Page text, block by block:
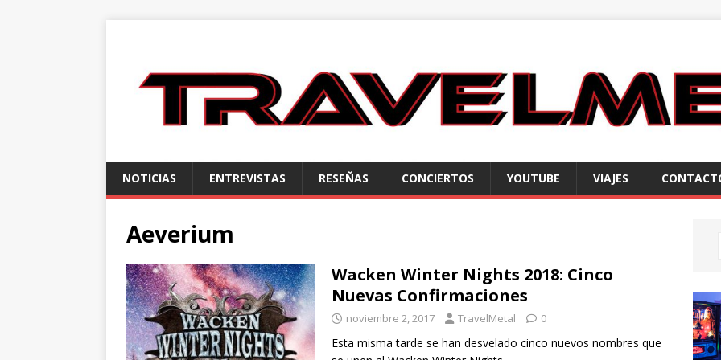
NOTICIAS ENTREVISTAS RESEÑAS CONCIERTOS YOUTUBE VIAJES
Aeverium
Wacken Winter Nights 2018: Cinco
Nuevas Confirmaciones
noviembre 2, 2017 TravelMetal 0
Esta misma tarde se han desvelado cinco nuevos nombres que